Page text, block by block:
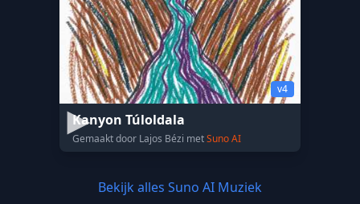
v4
Kanyon Túloldala
Gemaakt door Lajos Bézi metSuno AI
Bekijk alles Suno AI Muziek